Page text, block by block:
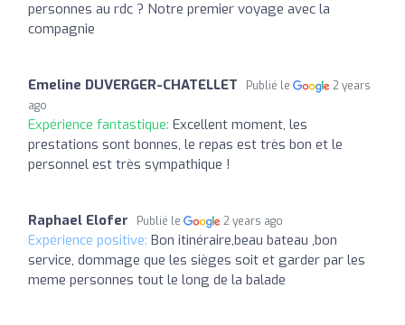
personnes au rdc ? Notre premier voyage avec la
compagnie
Emeline DUVERGER-CHATELLET Publié le
2 years
ago
Expérience fantastique: Excellent moment, les
prestations sont bonnes, le repas est très bon et le
personnel est très sympathique !
Raphael Elofer Publié le 2 years ago
Expérience positive: Bon itinéraire,beau bateau ,bon
service, dommage que les sièges soit et garder par les
meme personnes tout le long de la balade